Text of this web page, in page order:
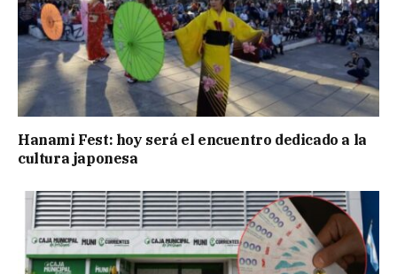
Hanami Fest: hoy será el encuentro dedicado a la
cultura japonesa